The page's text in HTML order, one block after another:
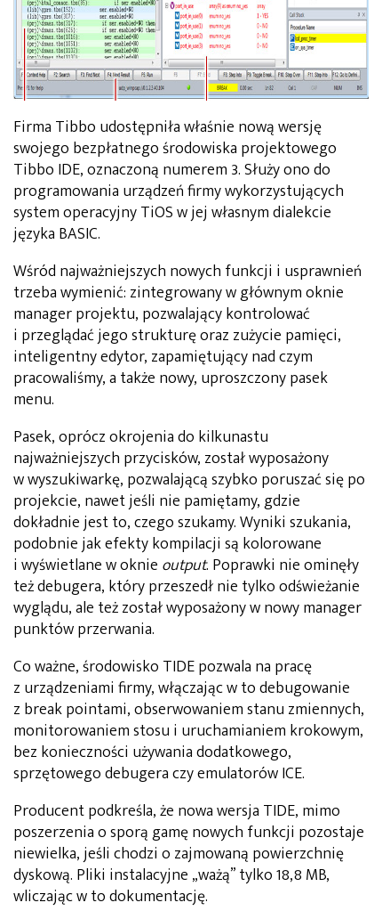
Firma Tibbo udostępniła właśnie nową wersję
swojego bezpłatnego środowiska projektowego
Tibbo IDE, oznaczoną numerem 3. Służy ono do
programowania urządzeń firmy wykorzystujących
system operacyjny TiOS w jej własnym dialekcie
języka BASIC.
Wśród najważniejszych nowych funkcji i usprawnień
trzeba wymienić: zintegrowany w głównym oknie
manager projektu, pozwalający kontrolować
i przeglądać jego strukturę oraz zużycie pamięci,
inteligentny edytor, zapamiętujący nad czym
pracowaliśmy, a także nowy, uproszczony pasek
menu.
Pasek, oprócz okrojenia do kilkunastu
najważniejszych przycisków, został wyposażony
w wyszukiwarkę, pozwalającą szybko poruszać się po
projekcie, nawet jeśli nie pamiętamy, gdzie
dokładnie jest to, czego szukamy. Wyniki szukania,
podobnie jak efekty kompilacji są kolorowane
i wyświetlane w oknie output. Poprawki nie ominęły
też debugera, który przeszedł nie tylko odświeżanie
wyglądu, ale też został wyposażony w nowy manager
punktów przerwania.
Co ważne, środowisko TIDE pozwala na pracę
z urządzeniami firmy, włączając w to debugowanie
z break pointami, obserwowaniem stanu zmiennych,
monitorowaniem stosu i uruchamianiem krokowym,
bez konieczności używania dodatkowego,
sprzętowego debugera czy emulatorów ICE.
Producent podkreśla, że nowa wersja TIDE, mimo
poszerzenia o sporą gamę nowych funkcji pozostaje
niewielka, jeśli chodzi o zajmowaną powierzchnię
dyskową. Pliki instalacyjne „ważą” tylko 18,8 MB,
wliczając w to dokumentację.